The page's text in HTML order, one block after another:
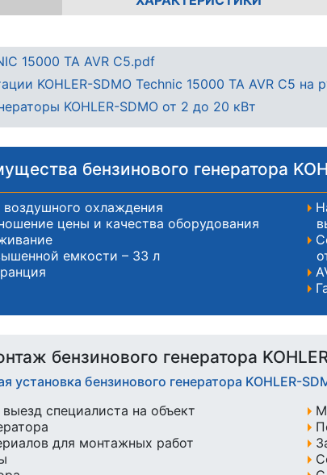
15000 TA AVR C5.pdf
KOHLER-SDMO Technic 15000 TA AVR C5 на
KOHLER-SDMO от 2 до 20 кВт
бензинового генератора
охлаждения
цены и качества оборудования
емкости – 33 л
бензинового генератора
установка бензинового генератора KOHLER-
специалиста на объект
для монтажных работ